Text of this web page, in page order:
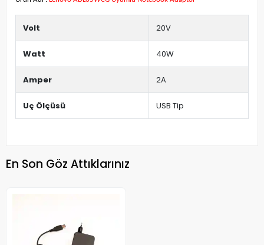
Volt 20V
Watt 40W
Amper 2A
Uç Ölçüsü USB Tip
En Son Göz Attıklarınız